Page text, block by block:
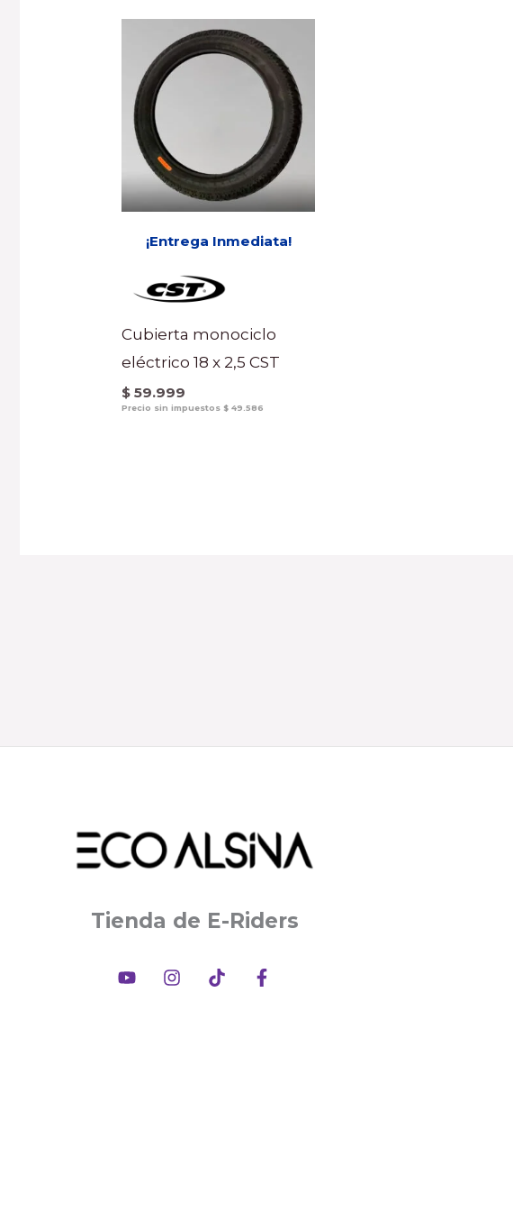
¡Entrega Inmediata!
Cubierta monociclo
eléctrico 18 x 2,5 CST
$ 59.999
Precio sin impuestos$ 49.586
Tienda de E-Riders